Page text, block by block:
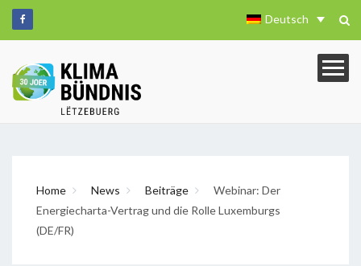
Deutsch
Home News Beiträge
Webinar: Der
Energiecharta-Vertrag und die Rolle Luxemburgs
(DE/FR)